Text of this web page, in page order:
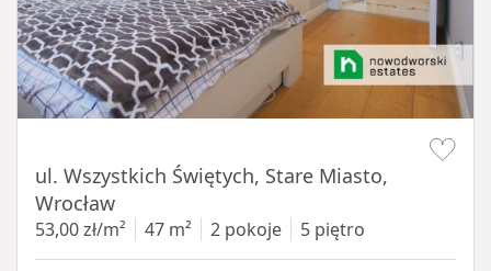
ul. Wszystkich Świętych, Stare Miasto,
Wrocław
53,00 zł/m² 47 m² 2 pokoje 5 piętro